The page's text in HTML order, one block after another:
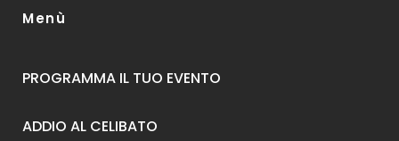
Menù
PROGRAMMA IL TUO EVENTO
ADDIO AL CELIBATO